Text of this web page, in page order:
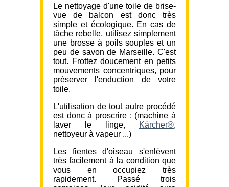
Le nettoyage d'une toile de brise-
vue de balcon est donc très
simple et écologique. En cas de
tâche rebelle, utilisez simplement
une brosse à poils souples et un
peu de savon de Marseille. C'est
tout. Frottez doucement en petits
mouvements concentriques, pour
préserver l'enduction de votre
toile.
L'utilisation de tout autre procédé
est donc à proscrire : (machine à
laver le linge,
Kärcher®,
nettoyeur à vapeur ...)
Les fientes d'oiseau s'enlèvent
très facilement à la condition que
vous en occupiez très
rapidement. Passé trois